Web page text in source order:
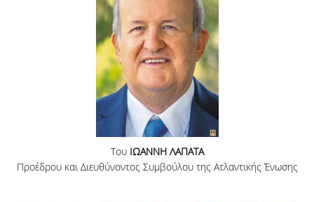
Του ΙΩΑΝΝΗ ΛΑΠΑΤΑ
Προέδρου και Διευθύνοντος Συμβούλου της Ατλαντικής Ένωσης